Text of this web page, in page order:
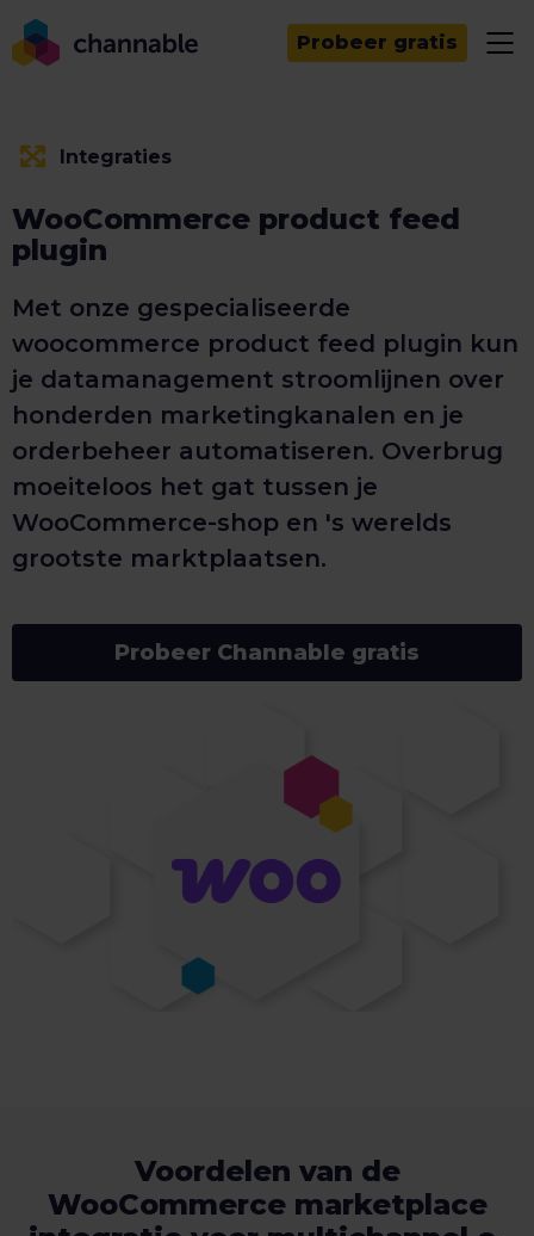
Probeer gratis
Integraties
WooCommerce product feed
plugin
Met onze gespecialiseerde
woocommerce product feed plugin kun
je datamanagement stroomlijnen over
honderden marketingkanalen en je
orderbeheer automatiseren. Overbrug
moeiteloos het gat tussen je
WooCommerce-shop en 's werelds
grootste marktplaatsen.
Probeer Channable gratis
Voordelen van de
WooCommerce marketplace